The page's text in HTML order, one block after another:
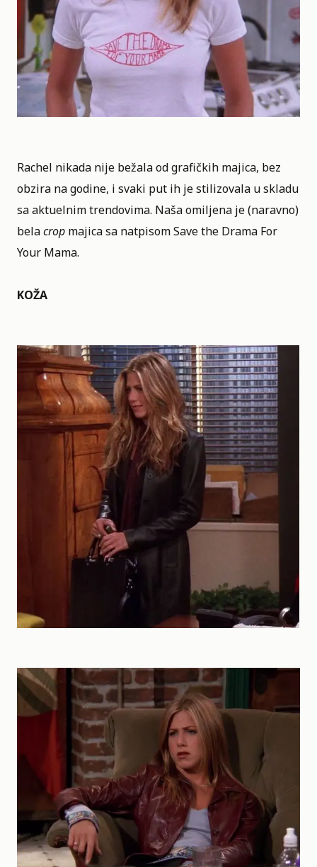
Rachel nikada nije bežala od grafičkih majica, bez
obzira na godine, i svaki put ih je stilizovala u skladu
sa aktuelnim trendovima. Naša omiljena je (naravno)
belacrop majica sa natpisom Save the Drama For
Your Mama.
KOŽA